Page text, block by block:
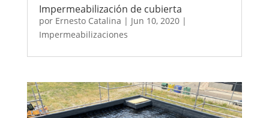
Impermeabilización de cubierta
por Ernesto Catalina | Jun 10, 2020|
Impermeabilizaciones